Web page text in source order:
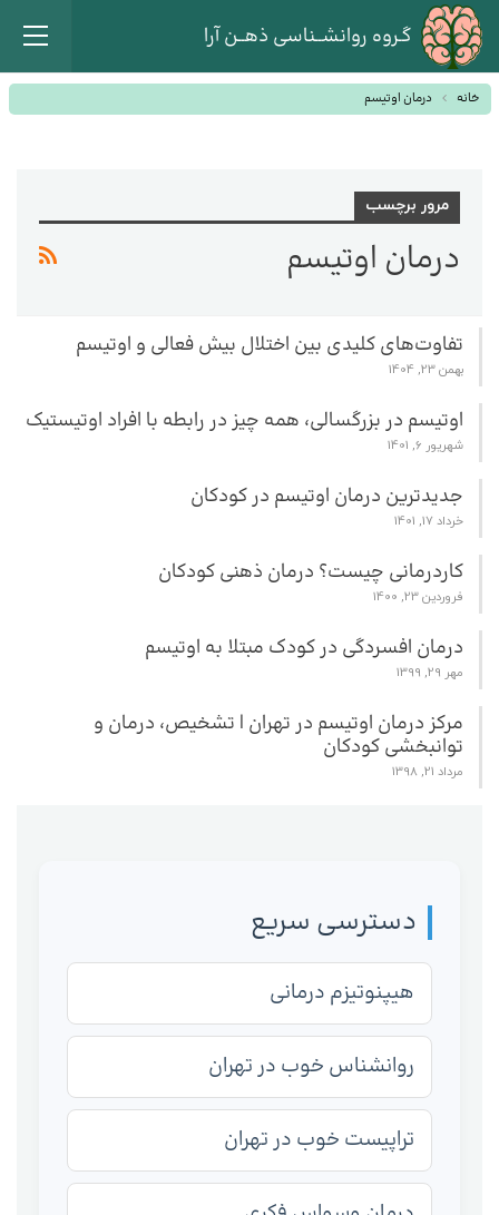
گـروه روانشــناسی ذهــن آرا
خانه درمان اوتیسم
مرور برچسب
درمان اوتیسم
تفاوت‌های کلیدی بین اختلال بیش‌ فعالی و اوتیسم
بهمن 23, 1404
اوتیسم در بزرگسالی، همه چیز در رابطه با افراد اوتیستیک
شهریور 6, 1401
جدیدترین درمان اوتیسم در کودکان
خرداد 17, 1401
کاردرمانی چیست؟ درمان ذهنی کودکان
فروردین 23, 1400
درمان افسردگی در کودک مبتلا به اوتیسم
مهر 29, 1399
مرکز درمان اوتیسم در تهران | تشخیص، درمان و
توانبخشی کودکان
مرداد 21, 1398
دسترسی سریع
هیپنوتیزم درمانی
روانشناس خوب در تهران
تراپیست خوب در تهران